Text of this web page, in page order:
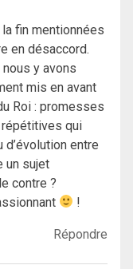
fin mentionnées
en désaccord.
y avons
mis en avant
Roi : promesses
répétitives qui
entre
un sujet
contre ?
!
Répondre